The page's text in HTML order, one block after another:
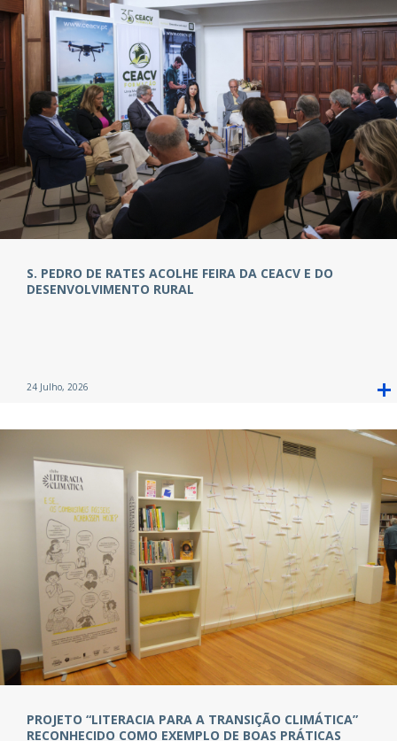
S. PEDRO DE RATES ACOLHE FEIRA DA CEACV E DO
DESENVOLVIMENTO RURAL
24 Julho, 2026
PROJETO “LITERACIA PARA A TRANSIÇÃO CLIMÁTICA”
RECONHECIDO COMO EXEMPLO DE BOAS PRÁTICAS